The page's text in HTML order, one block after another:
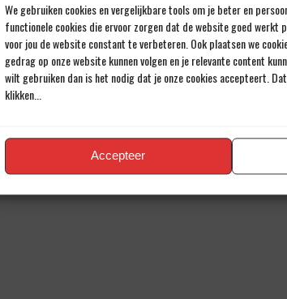
We gebruiken cookies en vergelijkbare tools om je beter en
functionele cookies die ervoor zorgen dat de website goed werkt
voor jou de website constant te verbeteren. Ook plaatsen we
gedrag op onze website kunnen volgen en je relevante content
wilt gebruiken dan is het nodig dat je onze cookies accepteert.
klikken...
Accepteer
Al meer dan 43 jaar een passie
Jouw e-mailadres wordt niet gepubliceerd.
Reactie*